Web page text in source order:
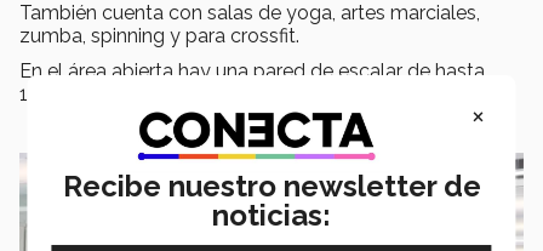
También cuenta con salas de yoga, artes marciales,
zumba, spinning y para crossfit.
En el área abierta hay una pared de escalar de hasta
15 metros de altura.
×
Recibe nuestro newsletter de
noticias: